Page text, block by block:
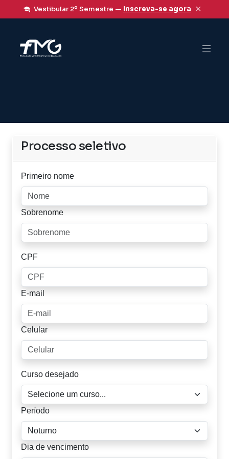
Vestibular 2º Semestre — Inscreva-se agora ×
Processo seletivo
Primeiro nome
Sobrenome
CPF
E-mail
Celular
Curso desejado
Período
Dia de vencimento